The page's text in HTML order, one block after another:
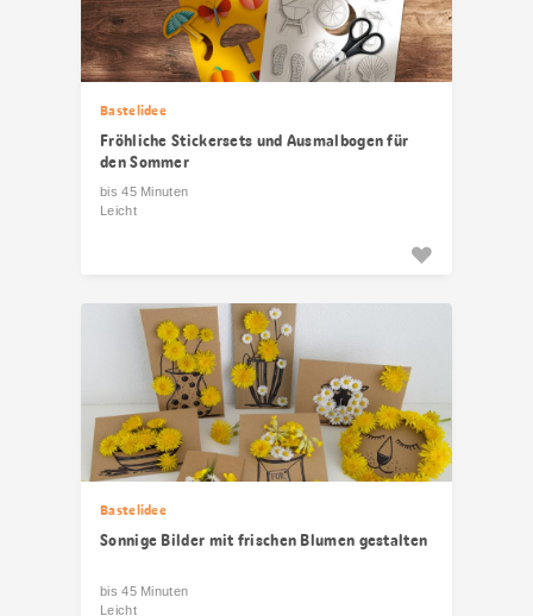
Bastelidee
Fröhliche Stickersets und Ausmalbogen für
den Sommer
bis 45 Minuten
Leicht
Bastelidee
Sonnige Bilder mit frischen Blumen gestalten
bis 45 Minuten
Leicht